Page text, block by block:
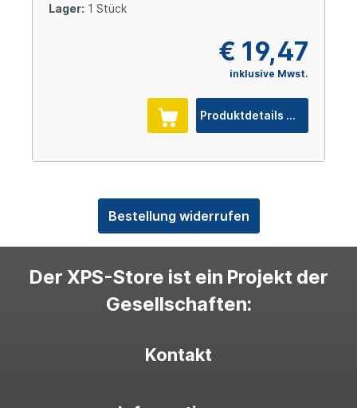
Lager: 1 Stück
€ 19,47
inklusive Mwst.
Produktdetails
Bestellung widerrufen
Der XPS-Store ist ein Projekt der
Gesellschaften:
Kontakt